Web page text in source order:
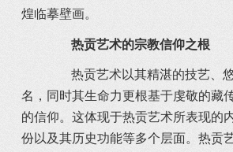
煌临摹壁画。
热贡艺术的宗教信仰之根
热贡艺术以其精湛的技艺、悠
名，同时其生命力更根基于虔敬的藏
的信仰。这体现于热贡艺术所表现的
份以及其历史功能等多个层面。热贡